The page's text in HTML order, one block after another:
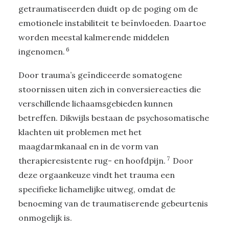
getraumatiseerden duidt op de poging om de
emotionele instabiliteit te beïnvloeden. Daartoe
worden meestal kalmerende middelen
ingenomen. 6
Door trauma’s geïndiceerde somatogene
stoornissen uiten zich in conversiereacties die
verschillende lichaamsgebieden kunnen
betreffen. Dikwijls bestaan de psychosomatische
klachten uit problemen met het
maagdarmkanaal en in de vorm van
therapieresistente rug- en hoofdpijn. 7 Door
deze orgaankeuze vindt het trauma een
specifieke lichamelijke uitweg, omdat de
benoeming van de traumatiserende gebeurtenis
onmogelijk is.